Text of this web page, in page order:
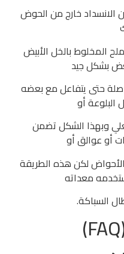
خارج من الحوض
بالخل الأبيض
بشكل جيد
متواصلة حتى يتفاعل مع بعضه
أو
وبهذا الشكل تضمن
عوالق أو
لكن هذه الطريقة
معداته
السباكة.